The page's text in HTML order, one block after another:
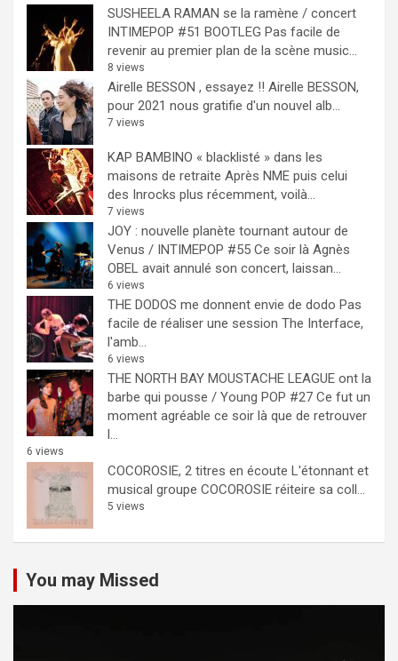
SUSHEELA RAMAN se la ramène / concert
INTIMEPOP #51 BOOTLEG Pas facile de
revenir au premier plan de la scène music...
8 views
Airelle BESSON , essayez !! Airelle BESSON,
pour 2021 nous gratifie d'un nouvel alb...
7 views
KAP BAMBINO « blacklisté » dans les
maisons de retraite Après NME puis celui
des Inrocks plus récemment, voilà...
7 views
JOY : nouvelle planète tournant autour de
Venus / INTIMEPOP #55 Ce soir là Agnès
OBEL avait annulé son concert, laissan...
6 views
THE DODOS me donnent envie de dodo Pas
facile de réaliser une session The Interface,
l'amb...
6 views
THE NORTH BAY MOUSTACHE LEAGUE ont la
barbe qui pousse / Young POP #27 Ce fut un
moment agréable ce soir là que de retrouver
l...
6 views
COCOROSIE, 2 titres en écoute L'étonnant et
musical groupe COCOROSIE réiteire sa coll...
5 views
You may Missed